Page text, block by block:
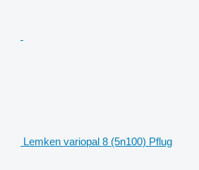
Lemken variopal 8 (5n100) Pflug